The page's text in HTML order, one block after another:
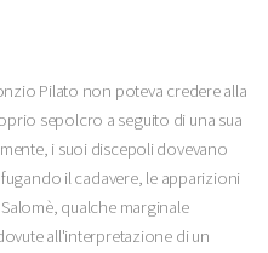
Pilato non poteva credere alla
sepolcro a seguito di una sua
i suoi discepoli dovevano
il cadavere, le apparizioni
qualche marginale
all'interpretazione di un